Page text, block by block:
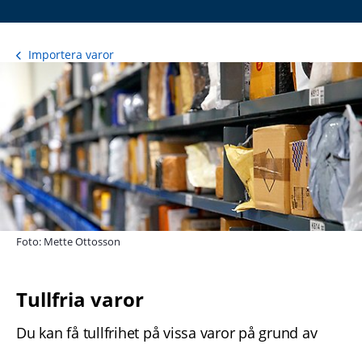
Importera varor
Tullfria varor
Du kan få tullfrihet på vissa varor på grund av
Foto: Mette Ottosson